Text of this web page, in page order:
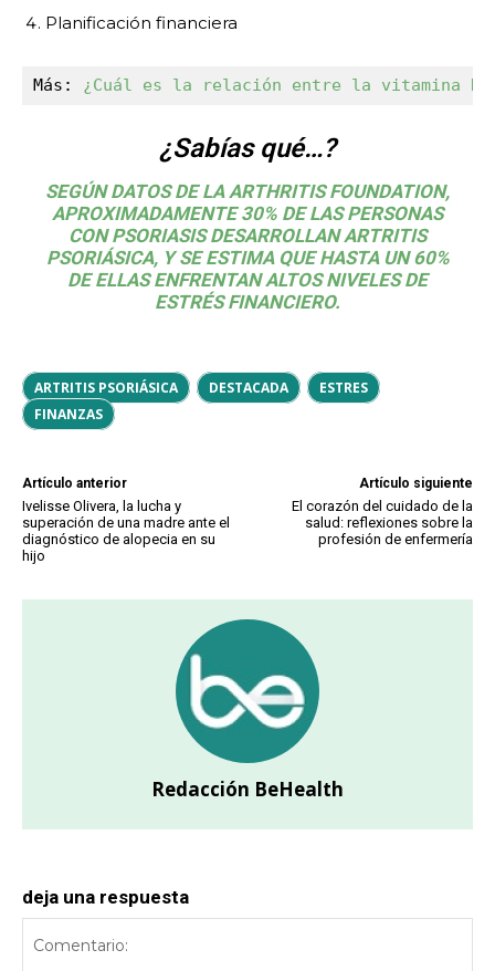
Planificación financiera
Más: ¿Cuál es la relación entre la vitamina D
¿Sabías qué…?
SEGÚN DATOS DE LAARTHRITIS FOUNDATION,
APROXIMADAMENTE 30% DE LAS PERSONAS
CON PSORIASIS DESARROLLAN ARTRITIS
PSORIÁSICA, Y SE ESTIMA QUE HASTA UN 60%
DE ELLAS ENFRENTAN ALTOS NIVELES DE
ESTRÉS FINANCIERO.
ARTRITIS PSORIÁSICA DESTACADA
ESTRES
FINANZAS
Artículo anterior
Ivelisse Olivera, la lucha y
superación de una madre ante el
diagnóstico de alopecia en su
hijo
Artículo siguiente
El corazón del cuidado de la
salud: reflexiones sobre la
profesión de enfermería
Redacción BeHealth
deja una respuesta